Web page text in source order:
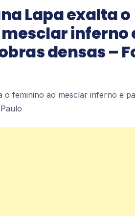
Lapa exalta o
inferno
densas –
o feminino ao mesclar inferno e